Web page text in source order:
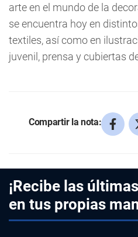
arte en el mundo de la
se encuentra hoy en
textiles, así como en
juvenil, prensa y cubiertas
Compartir la nota:
¡Recibe las
en tus propias